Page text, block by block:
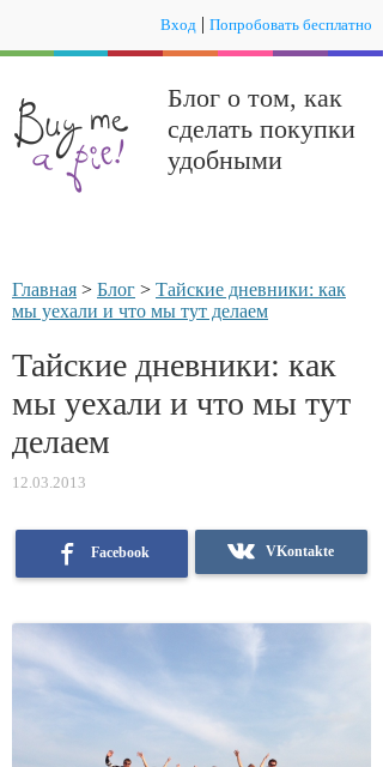
Вход | Попробовать бесплатно
Блог о том, как
сделать покупки
удобными
Главная > Блог > Тайские дневники: как
мы уехали и что мы тут делаем
Тайские дневники: как
мы уехали и что мы тут
делаем
12.03.2013
Facebook VKontakte